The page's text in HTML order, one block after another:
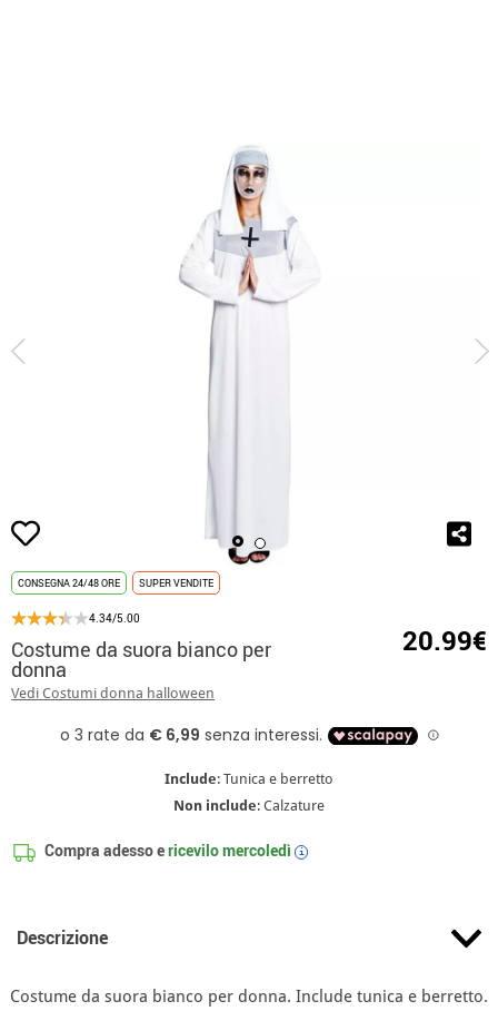
CONSEGNA 24/48 ORE SUPER VENDITE
4.34/5.00
Costume da suora bianco per
donna
Vedi Costumi donna halloween
20.99€
Include: Tunica e berretto
Non include: Calzature
Compra adesso ericevilomercoledì i
Descrizione
Costume da suora bianco per donna. Include tunica e berretto.